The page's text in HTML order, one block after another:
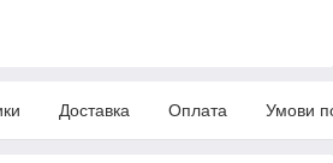
Доставка Оплата Умови